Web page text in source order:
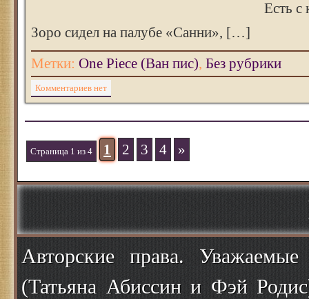
Есть с
Зоро сидел на палубе «Санни», […]
Метки: One Piece (Ван пис), Без рубрики
Комментариев нет
Страница 1 из 4 1 2 3 4 »
Авторские права.
(Татьяна Абиссин и Фэй